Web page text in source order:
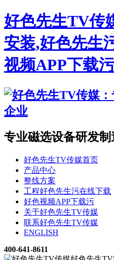
好色先生TV传
安装,好色先生
视频APP下载污
专业磁选设备研发制
好色先生TV传媒首页
产品中心
整线方案
工程好色先生污在线下载
好色视频APP下载污
关于好色先生TV传媒
联系好色先生TV传媒
ENGLISH
400-641-8611